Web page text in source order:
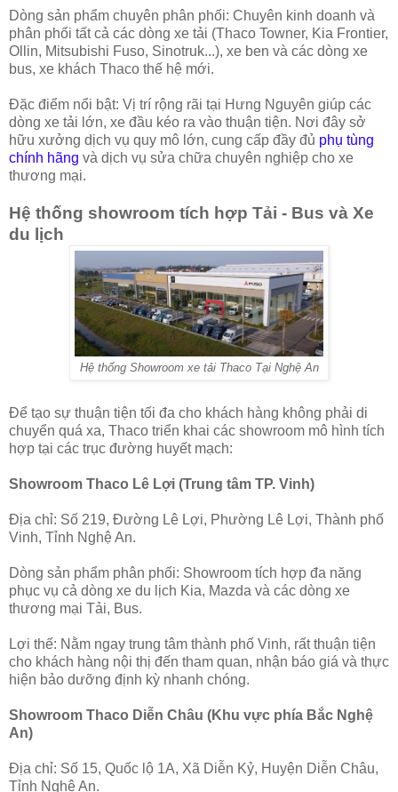
Dòng sản phẩm chuyên phân phối: Chuyên kinh doanh và
phân phối tất cả các dòng xe tải (Thaco Towner, Kia Frontier,
Ollin, Mitsubishi Fuso, Sinotruk...), xe ben và các dòng xe
bus, xe khách Thaco thế hệ mới.
Đặc điểm nổi bật: Vị trí rộng rãi tại Hưng Nguyên giúp các
dòng xe tải lớn, xe đầu kéo ra vào thuận tiện. Nơi đây sở
hữu xưởng dịch vụ quy mô lớn, cung cấp đầy đủ phụ tùng
chính hãng và dịch vụ sửa chữa chuyên nghiệp cho xe
thương mại.
Hệ thống showroom tích hợp Tải - Bus và Xe
du lịch
Hệ thống Showroom xe tải Thaco Tại Nghệ An
Để tạo sự thuận tiện tối đa cho khách hàng không phải di
chuyển quá xa, Thaco triển khai các showroom mô hình tích
hợp tại các trục đường huyết mạch:
Showroom Thaco Lê Lợi (Trung tâm TP. Vinh)
Địa chỉ: Số 219, Đường Lê Lợi, Phường Lê Lợi, Thành phố
Vinh, Tỉnh Nghệ An.
Dòng sản phẩm phân phối: Showroom tích hợp đa năng
phục vụ cả dòng xe du lịch Kia, Mazda và các dòng xe
thương mại Tải, Bus.
Lợi thế: Nằm ngay trung tâm thành phố Vinh, rất thuận tiện
cho khách hàng nội thị đến tham quan, nhận báo giá và thực
hiện bảo dưỡng định kỳ nhanh chóng.
Showroom Thaco Diễn Châu (Khu vực phía Bắc Nghệ
An)
Địa chỉ: Số 15, Quốc lộ 1A, Xã Diễn Kỷ, Huyện Diễn Châu,
Tỉnh Nghệ An.